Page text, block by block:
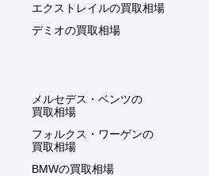
エクストレイルの買取相場
デミオの買取相場
メルセデス・ベンツの
買取相場
フォルクス・ワーゲンの
買取相場
BMWの買取相場